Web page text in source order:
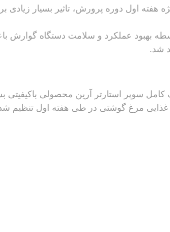
هفته‌‌ اول دوره پرورش، تاثیر‌ بسیار ‌زیادی ‌بر
‌بهبود عملکرد و سلامت دستگاه گوارش
شد.
سوپر ‌استارتر آرین محصولی با‌کیفیتی
مرغ گوشتی در طی هفته اول تنظیم